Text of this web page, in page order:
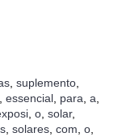
, suplemento,
, essencial, para, a,
, o, solar,
, solares, com, o,